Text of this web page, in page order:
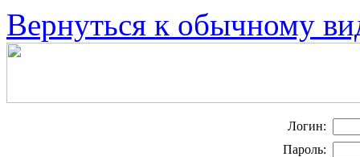
Вернуться к обычному
Логин:
Пароль: